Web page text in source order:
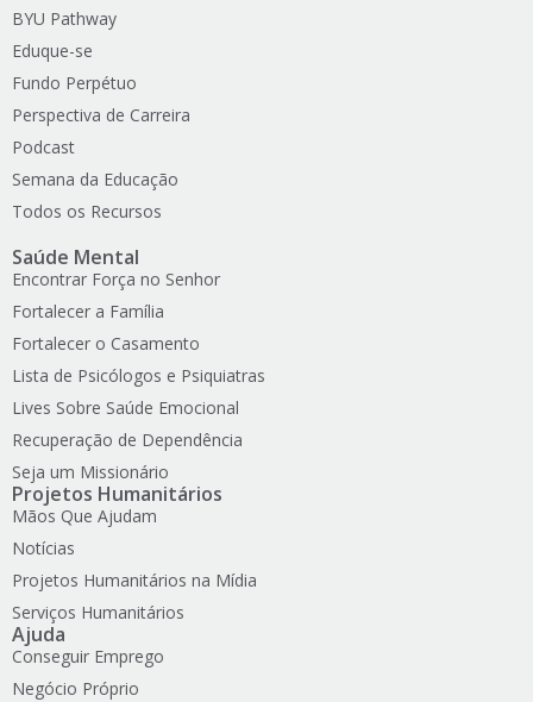
BYU Pathway
Eduque-se
Fundo Perpétuo
Perspectiva de Carreira
Podcast
Semana da Educação
Todos os Recursos
Saúde Mental
Encontrar Força no Senhor
Fortalecer a Família
Fortalecer o Casamento
Lista de Psicólogos e Psiquiatras
Lives Sobre Saúde Emocional
Recuperação de Dependência
Seja um Missionário
Projetos Humanitários
Mãos Que Ajudam
Notícias
Projetos Humanitários na Mídia
Serviços Humanitários
Ajuda
Conseguir Emprego
Negócio Próprio